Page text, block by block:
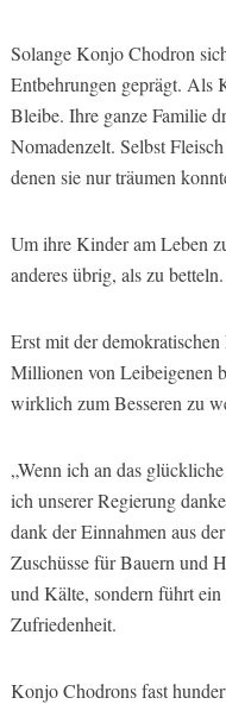
Solange Konjo Chodron
Entbehrungen geprägt. Als
Bleibe. Ihre ganze Familie
Nomadenzelt. Selbst
denen sie nur träumen
Um ihre Kinder am Leben
anderes übrig, als zu
Erst mit der
Millionen von Leibeigenen
wirklich zum Besseren zu
„Wenn ich an das
ich unserer Regierung
dank der Einnahmen aus
Zuschüsse für Bauern und
und Kälte, sondern führt
Zufriedenheit.
Konjo Chodrons fast